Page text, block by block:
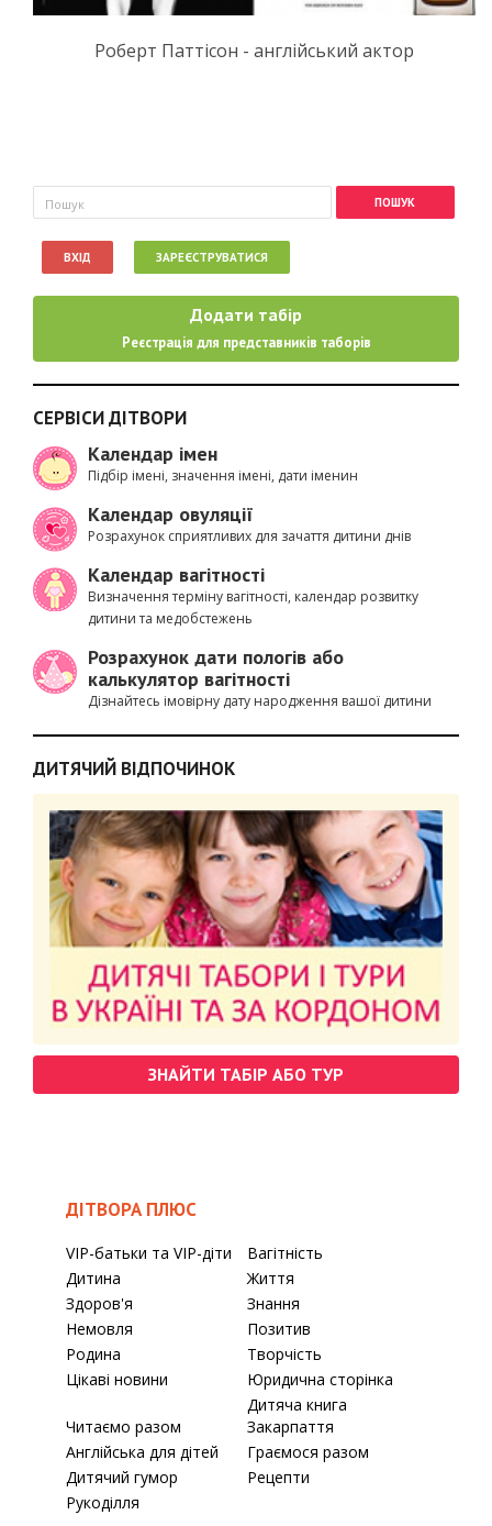
Роберт Паттісон - англійський актор
Пошукова форма
Пошук
ВХІД ЗАРЕЄСТРУВАТИСЯ
Додати табір
Реєстрація для представників таборів
СЕРВІСИ ДІТВОРИ
Календар імен
Підбір імені, значення імені, дати іменин
Календар овуляції
Розрахунок сприятливих для зачаття дитини днів
Календар вагітності
Визначення терміну вагітності, календар розвитку
дитини та медобстежень
Розрахунок дати пологів або
калькулятор вагітності
Дізнайтесь імовірну дату народження вашої дитини
ДИТЯЧИЙ ВІДПОЧИНОК
ЗНАЙТИ ТАБІР АБО ТУР
ДІТВОРА ПЛЮС
VIP-батьки та VIP-діти
Вагітність
Дитина
Життя
Здоров'я
Знання
Немовля
Позитив
Родина
Творчість
Цікаві новини
Юридична сторінка
Читаємо разом
Дитяча книга
Закарпаття
Англійська для дітей
Граємося разом
Дитячий гумор
Рецепти
Рукоділля